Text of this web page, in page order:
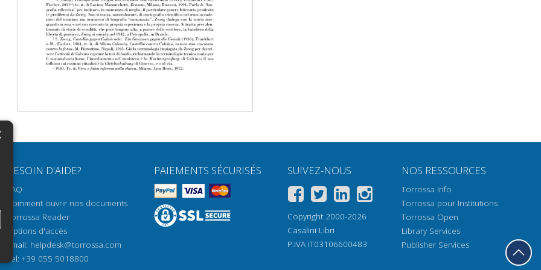
BESOIN D'AIDE?
FAQ
Comment ouvrir nos documents
Torrossa Reader
Options d'accès
Email: helpdesk@torrossa.com
Tel: +39 055 5018800
PAIEMENTS SÉCURISÉS SUIVEZ-NOUS
Copyright 2000-2026
Casalini Libri
P.IVA IT03106600483
NOS RESSOURCES
Torrossa Info
Torrossa pour Institutions
Torrossa Open
Library Services
Publisher Services